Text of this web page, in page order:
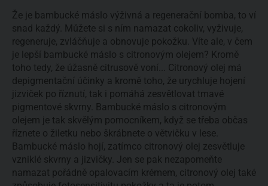
Že je bambucké máslo výživná a regenerační bomba, to ví
snad každý. Můžete si s ním namazat cokoliv, vyživuje,
regeneruje, zvláčňuje a obnovuje pokožku. Víte ale, v čem
je lepší bambucké máslo s citronovým olejem? Kromě
toho tedy, že úžasně citrusově voní... Citronový olej má
depigmentační účinky a kromě toho, že urychluje hojení
jizviček po říznutí, tak i pomáhá zesvětlovat tmavé
pigmentové skvrny. Bambucké máslo s citronovým
olejem je tak skvělým pomocníkem, když se třeba občas
říznete o žiletku nebo škrábnete o větvičku v lese.
Bambucké máslo hojí, zatímco citronový olej zesvětluje
vzniklé skvrny a jizvičky. Jen se pak nezapomeňte
namazat pořádně opalovacím krémem, citronový olej také